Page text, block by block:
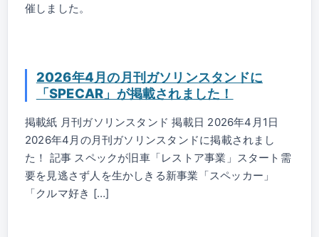
催しました。
2026年4月の月刊ガソリンスタンドに
「SPECAR」が掲載されました！
掲載紙 月刊ガソリンスタンド 掲載日 2026年4月1日
2026年4月の月刊ガソリンスタンドに掲載されまし
た！ 記事 スペックが旧車「レストア事業」スタート需
要を見逃さず人を生かしきる新事業「スペッカー」
「クルマ好き […]